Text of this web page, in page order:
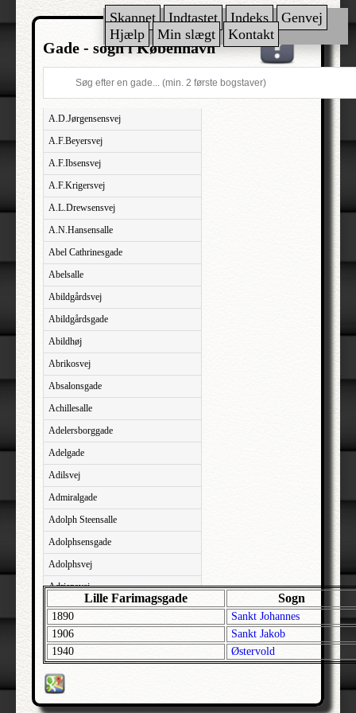
Skannet Indtastet Indeks
Genvej
Hjælp
Min slægt Kontakt
Gade - sogn i København
A.D.Jørgensensvej
A.F.Beyersvej
A.F.Ibsensvej
A.F.Krigersvej
A.L.Drewsensvej
A.N.Hansensalle
Abel Cathrinesgade
Abelsalle
Abildgårdsvej
Abildgårdsgade
Abildhøj
Abrikosvej
Absalonsgade
Achillesalle
Adelersborggade
Adelgade
Adilsvej
Admiralgade
Adolph Steensalle
Adolphsensgade
Adolphsvej
Adriansvej
Aftenbakken
Agavevej
Agerlandsvej
Agermosen
Lille Farimagsgade Sogn
1890
Sankt Johannes
1906
Sankt Jakob
1940
Østervold